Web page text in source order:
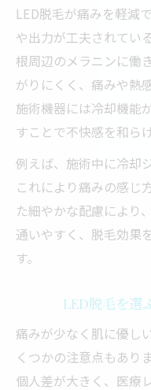
LED脱毛が痛みを軽減
や出力が工夫されてい
根周辺のメラニンに働
がりにくく、痛みや熱
施術機器には冷却機能
すことで不快感を和ら
例えば、施術中に冷却
これにより痛みの感じ
た細やかな配慮により
通いやすく、脱毛効果
す。
LED脱毛を選
痛みが少なく肌に優し
くつかの注意点もあり
個人差が大きく、医療